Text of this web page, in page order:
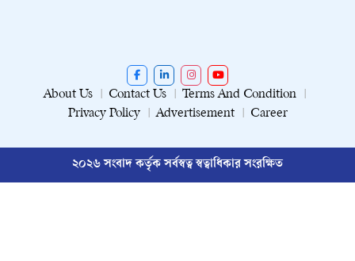
About Us Contact Us
Terms And Condition
Privacy Policy
Advertisement Career
২০২৬ সংবাদ কর্তৃক সর্বস্বত্ব স্বত্বাধিকার সংরক্ষিত